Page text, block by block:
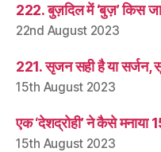
222. बुज़दिल में ‘बुज़’ किस
22nd August 2023
221. सृजन सही है या सर्जन,
15th August 2023
एक ‘देशद्रोही’ ने कैसे मनाया
15th August 2023